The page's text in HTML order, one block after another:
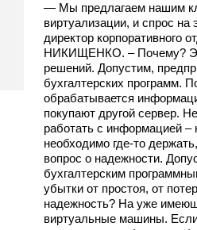
— Мы предлагаем нашим
виртуализации, и спрос на
директор корпоративного
НИКИЩЕНКО. – Почему?
решений. Допустим,
бухгалтерских программ.
обрабатывается
покупают другой сервер.
работать с информацией
необходимо где-то
вопрос о надежности.
бухгалтерским
убытки от простоя, от
надежность? На уже
виртуальные машины.